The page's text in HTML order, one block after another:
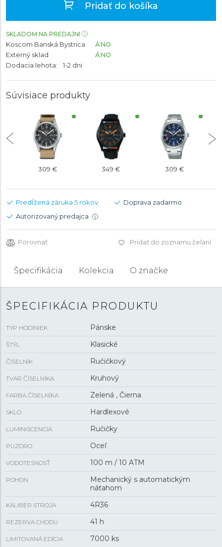
Pridať do košíka
SKLADOM NA PREDAJNI
Koscom Banská Bystrica
ÁNO
Externý sklad
ÁNO
Dodacia lehota:
1-2 dni
Súvisiace produkty
309 € 349 € 309 €
Predĺžená záruka 5 rokov
Doprava zadarmo
Autorizovaný predajca
i
Porovnať Pridať do zoznamu želaní
Špecifikácia Kolekcia O značke
ŠPECIFIKÁCIA PRODUKTU
TYP HODINIEK Pánske
ŠTÝL Klasické
ČÍSELNÍK Ručičkový
TVAR ČÍSELNÍKA Kruhový
FARBA ČÍSELNÍKA Zelená , Čierna
SKLO Hardlexové
LUMINISCENCIA Ručičky
PUZDRO Oceľ
VODOTESNOSŤ 100 m / 10 ATM
POHON
Mechanický s automatickým
náťahom
KALIBER STROJA 4R36
REZERVA CHODU 41 h
LIMITOVANÁ EDÍCIA 7000 ks